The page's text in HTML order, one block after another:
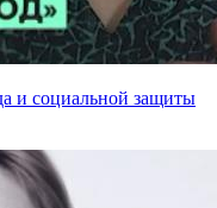
и социальной защиты